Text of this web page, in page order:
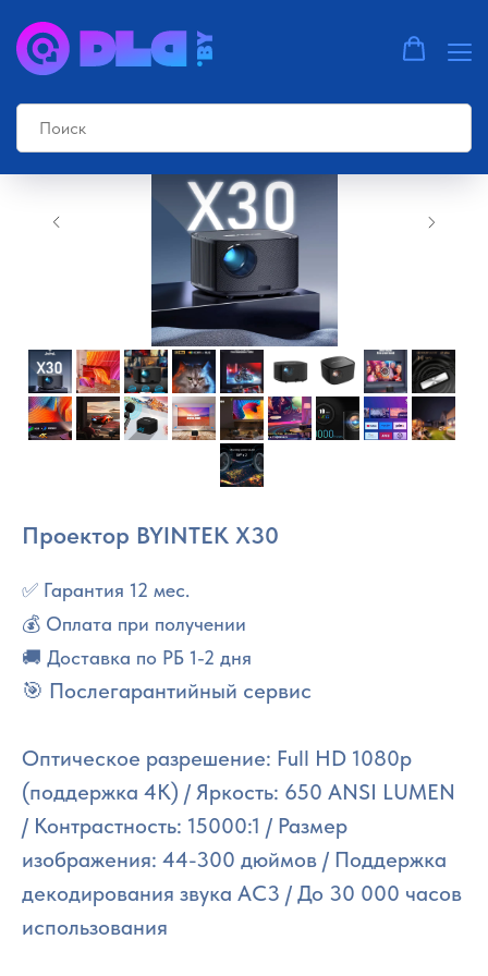
Проектор BYINTEK X30
✅ Гарантия 12 мес.
💰 Оплата при получении
🚚 Доставка по РБ 1-2 дня
🎯 Послегарантийный сервис
Оптическое разрешение: Full HD 1080p
(поддержка 4K) / Яркость: 650 ANSI LUMEN
/ Контрастность: 15000:1 / Размер
изображения: 44-300 дюймов / Поддержка
декодирования звука AC3 / До 30 000 часов
использования